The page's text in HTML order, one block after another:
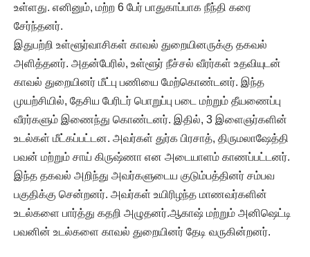
உள்ளது. எனினும், மற்ற 6 பேர் பாதுகாப்பாக நீந்தி கரை
சேர்ந்தனர்.
இதுபற்றி உள்ளூர்வாசிகள் காவல் துறையினருக்கு தகவல்
அளித்தனர். அதன்பேரில், உள்ளூர் நீச்சல் வீரர்கள் உதவியுடன்
காவல் துறையினர் மீட்பு பணியை மேற்கொண்டனர். இந்த
முயற்சியில், தேசிய பேரிடர் பொறுப்பு படை மற்றும் தீயணைப்பு
வீரர்களும் இணைந்து கொண்டனர். இதில், 3 இளைஞர்களின்
உடல்கள் மீட்கப்பட்டன. அவர்கள் துர்க பிரசாத், திருமலாஷேத்தி
பவன் மற்றும் சாய் கிருஷ்ணா என அடையாளம் காணப்பட்டனர்.
இந்த தகவல் அறிந்து அவர்களுடைய குடும்பத்தினர் சம்பவ
பகுதிக்கு சென்றனர். அவர்கள் உயிரிழந்த மாணவர்களின்
உடல்களை பார்த்து கதறி அழுதனர்.ஆகாஷ் மற்றும் அனிஷெட்டி
பவனின் உடல்களை காவல் துறையினர் தேடி வருகின்றனர்.